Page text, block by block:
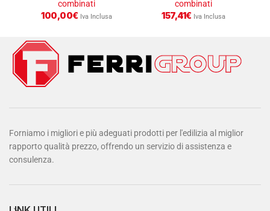
combinati
100,00€ Iva Inclusa
combinati
157,41€ Iva Inclusa
Forniamo i migliori e più adeguati prodotti per l'edilizia al miglior
rapporto qualità prezzo, offrendo un servizio di assistenza e
consulenza.